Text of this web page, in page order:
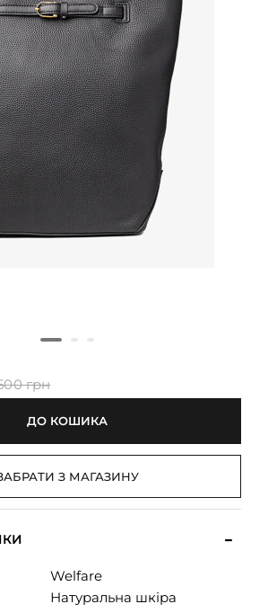
грн
ДО КОШИКА
З МАГАЗИНУ
Welfare
Натуральна шкіра